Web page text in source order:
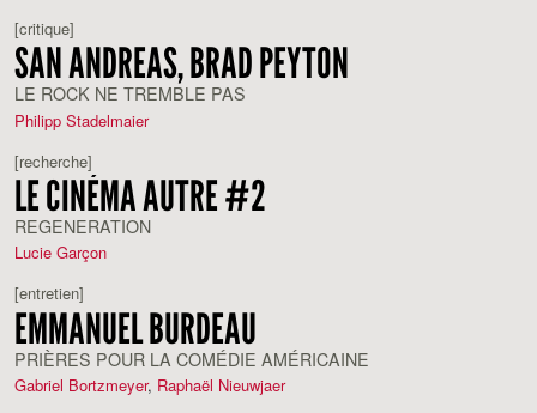
[critique]
SAN ANDREAS, BRAD PEYTON
LE ROCK NE TREMBLE PAS
Philipp Stadelmaier
[recherche]
LE CINÉMA AUTRE #2
REGENERATION
Lucie Garçon
[entretien]
EMMANUEL BURDEAU
PRIÈRES POUR LA COMÉDIE AMÉRICAINE
Gabriel Bortzmeyer, Raphaël Nieuwjaer